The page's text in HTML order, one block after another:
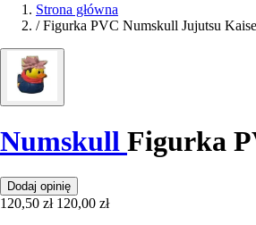
Strona główna
/ Figurka PVC Numskull Jujutsu
Numskull Figurka
Dodaj opinię
120,50 zł 120,00 zł